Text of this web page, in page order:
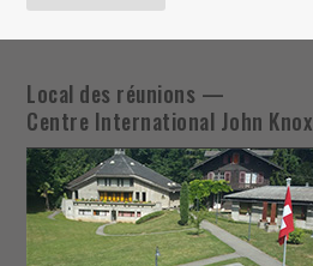
Local des réunions —
Centre International John Knox